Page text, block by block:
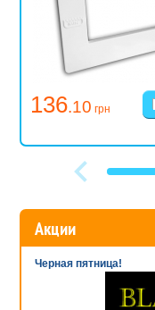
136.10 грн
Акции
Черная пятница!